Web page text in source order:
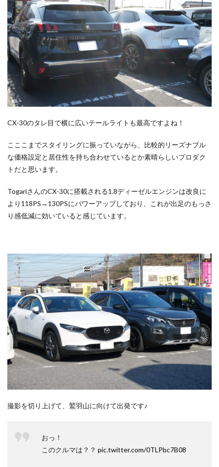
CX-30のタレ目で横に広いテールライトも最高ですよね！
こここまでスタイリングに振っていながら、比較的リーズナブル
な価格設定と居住性を持ち合わせているとか素晴らしいプロダク
トだと思います。
TogariさんのCX-30に搭載される1.8ディーゼルエンジンは改良に
より118PS→130PSにパワーアップしており、これが出足のもっさ
り感低減に効いていると感じています。
撮影を切り上げて、鷲羽山に向けて出発です♪
おっ！
このクルマは？？ pic.twitter.com/0TLPbc7B08